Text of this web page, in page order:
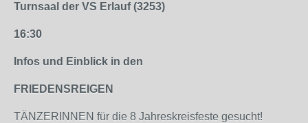
Turnsaal der VS Erlauf (3253)
16:30
Infos und Einblick in den
FRIEDENSREIGEN
TÄNZERINNEN für die 8 Jahreskreisfeste gesucht!